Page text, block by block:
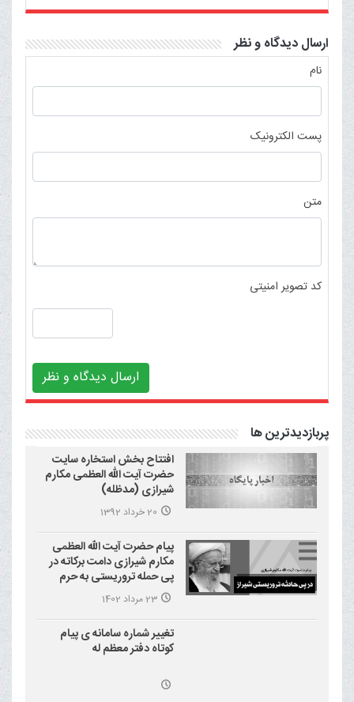
ارسال دیدگاه و نظر
نام
پست الکترونیک
متن
کد تصویر امنیتی
ارسال دیدگاه و نظر
پربازدیدترین ها
افتتاح بخش استخاره سایت
حضرت آیت الله العظمی مکارم
شیرازی (مدظله)
20 خرداد 1392
پیام حضرت آیت الله العظمی
مکارم شیرازی دامت برکاته در
پی حمله تروریستی به حرم
احمد بن موسی علیه السلام
(شاهچراغ)
23 مرداد 1402
تغییر شماره سامانه ی پیام
کوتاه دفتر معظم له